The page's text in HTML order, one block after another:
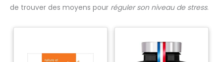
de trouver des moyens pour réguler son niveau de stress.